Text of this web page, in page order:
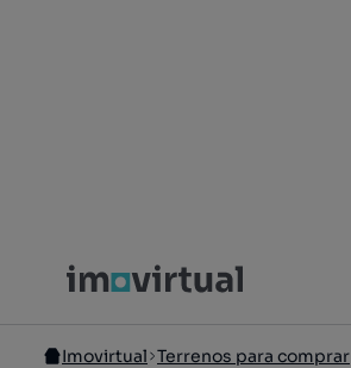
Imovirtual Terrenos para comprar